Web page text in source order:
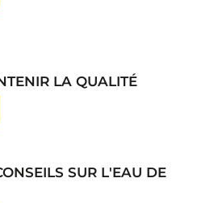
LA QUALITÉ
SUR L'EAU DE